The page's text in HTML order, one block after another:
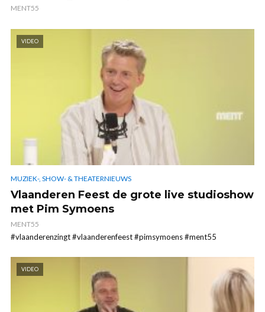
MENT55
VIDEO
MUZIEK-, SHOW- & THEATERNIEUWS
Vlaanderen Feest de grote live studioshow
met Pim Symoens
MENT55
#vlaanderenzingt #vlaanderenfeest #pimsymoens #ment55
VIDEO